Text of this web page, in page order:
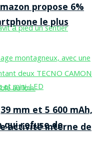
activité interne de
propose 6%
le plus
mm et 5 600 mAh,
refuse de